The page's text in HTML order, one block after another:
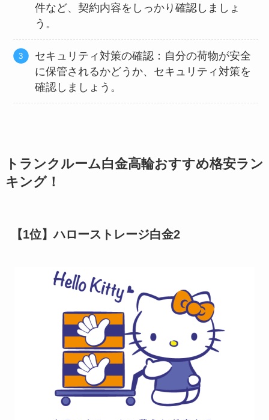
件など、契約内容をしっかり確認しましょ
う。
セキュリティ対策の確認：自分の荷物が安全
に保管されるかどうか、セキュリティ対策を
確認しましょう。
トランクルーム白金高輪おすすめ格安ラン
キング！
【1位】ハローストレージ白金2